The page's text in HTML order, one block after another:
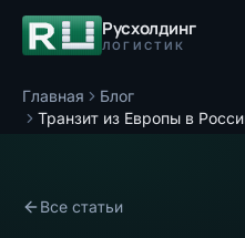
Русхолдинг
ЛОГИСТИК
Главная
Блог
Все статьи